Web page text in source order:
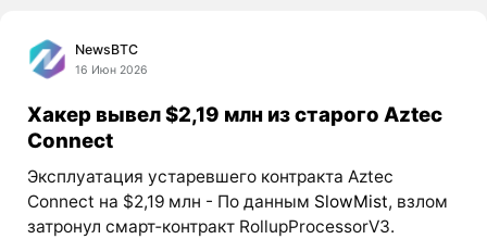
NewsBTC
16 Июн 2026
Хакер вывел $2,19 млн из старого Aztec
Connect
Эксплуатация устаревшего контракта Aztec
Connect на $2,19 млн - По данным SlowMist, взлом
затронул смарт‑контракт RollupProcessorV3.